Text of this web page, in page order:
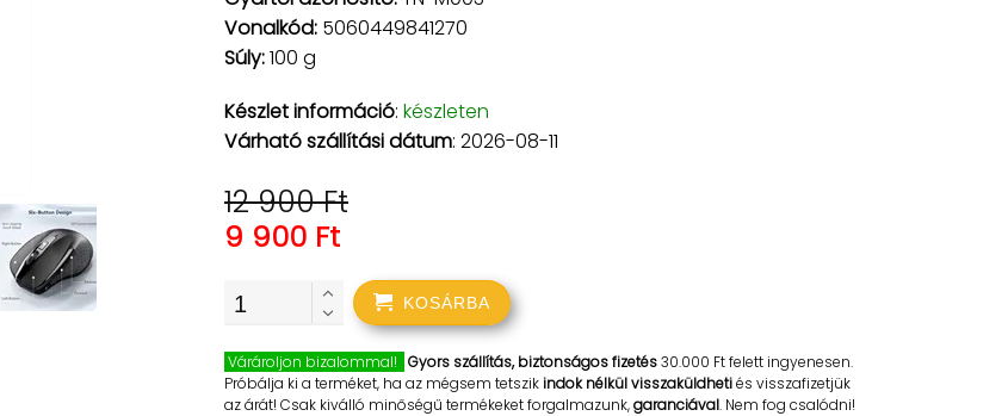
Vonalkód: 5060449841270
Súly:100 g
Készlet információ: készleten
Várható szállítási dátum: 2026-08-11
12 900 Ft
9 900 Ft
KOSÁRBA
Várároljon bizalommal! Gyors szállítás, biztonságos fizetés30.000 Ft felett ingyenesen.
Próbálja ki a terméket, ha az mégsem tetszikindok nélkül visszaküldhetiés visszafizetjük
az árát! Csak kiválló minőségű termékeket forgalmazunk,garanciával. Nem fog csalódni!